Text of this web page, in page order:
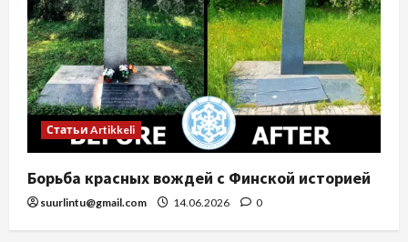
Статьи Artikkeli
Борьба красных вождей с Финской историей
suurlintu@gmail.com 14.06.2026 0